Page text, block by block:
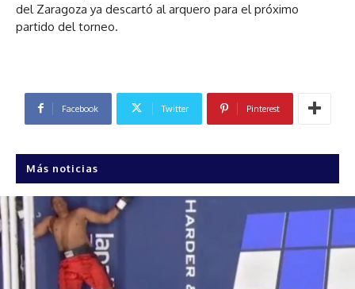
del Zaragoza ya descartó al arquero para el próximo
partido del torneo.
Facebook Twitter Pinterest
Más noticias